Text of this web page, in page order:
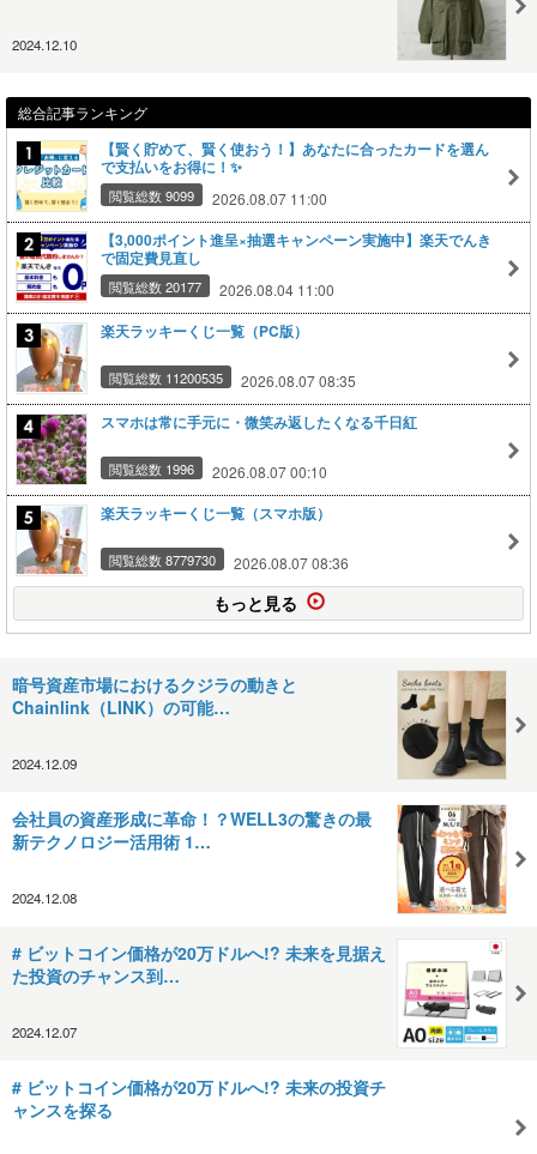
2024.12.10
総合記事ランキング
【賢く貯めて、賢く使おう！】あなたに合ったカードを選ん
で支払いをお得に！✨
閲覧総数 9099 2026.08.07 11:00
【3,000ポイント進呈×抽選キャンペーン実施中】楽天でんき
で固定費見直し
閲覧総数 20177 2026.08.04 11:00
楽天ラッキーくじ一覧（PC版）
閲覧総数 11200535 2026.08.07 08:35
スマホは常に手元に・微笑み返したくなる千日紅
閲覧総数 1996 2026.08.07 00:10
楽天ラッキーくじ一覧（スマホ版）
閲覧総数 8779730 2026.08.07 08:36
もっと見る
暗号資産市場におけるクジラの動きと
Chainlink（LINK）の可能…
2024.12.09
会社員の資産形成に革命！？WELL3の驚きの最
新テクノロジー活用術 1…
2024.12.08
# ビットコイン価格が20万ドルへ!? 未来を見据え
た投資のチャンス到…
2024.12.07
# ビットコイン価格が20万ドルへ!? 未来の投資チ
ャンスを探る